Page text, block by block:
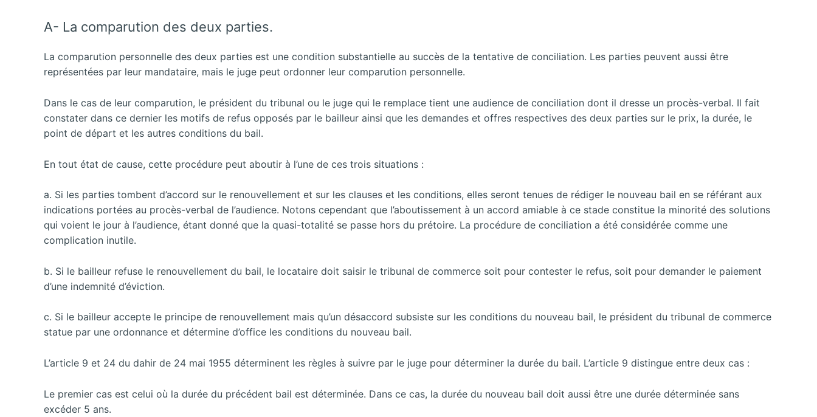
A- La comparution des deux parties.
La comparution personnelle des deux parties est une condition substantielle au succès de la tentative de conciliation. Les parties peuvent aussi être
représentées par leur mandataire, mais le juge peut ordonner leur comparution personnelle.
Dans le cas de leur comparution, le président du tribunal ou le juge qui le remplace tient une audience de conciliation dont il dresse un procès-verbal. Il fait
constater dans ce dernier les motifs de refus opposés par le bailleur ainsi que les demandes et offres respectives des deux parties sur le prix, la durée, le
point de départ et les autres conditions du bail.
En tout état de cause, cette procédure peut aboutir à l’une de ces trois situations :
a. Si les parties tombent d’accord sur le renouvellement et sur les clauses et les conditions, elles seront tenues de rédiger le nouveau bail en se référant aux
indications portées au procès-verbal de l’audience. Notons cependant que l’aboutissement à un accord amiable à ce stade constitue la minorité des solutions
qui voient le jour à l’audience, étant donné que la quasi-totalité se passe hors du prétoire. La procédure de conciliation a été considérée comme une
complication inutile.
b. Si le bailleur refuse le renouvellement du bail, le locataire doit saisir le tribunal de commerce soit pour contester le refus, soit pour demander le paiement
d’une indemnité d’éviction.
c. Si le bailleur accepte le principe de renouvellement mais qu’un désaccord subsiste sur les conditions du nouveau bail, le président du tribunal de commerce
statue par une ordonnance et détermine d’office les conditions du nouveau bail.
L’article 9 et 24 du dahir de 24 mai 1955 déterminent les règles à suivre par le juge pour déterminer la durée du bail. L’article 9 distingue entre deux cas :
Le premier cas est celui où la durée du précédent bail est déterminée. Dans ce cas, la durée du nouveau bail doit aussi être une durée déterminée sans
excéder 5 ans.